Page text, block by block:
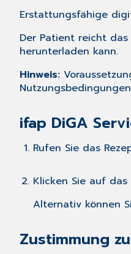
Erstattungsfähige
Der Patient reicht
herunterladen kann.
Hinweis:
ifap DiGA
Rufen Sie das
Klicken Sie auf das
Alternativ können
Zustimmung